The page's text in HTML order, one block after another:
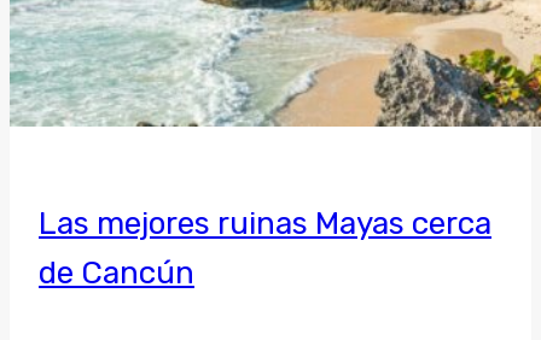
Las mejores ruinas Mayas cerca
de Cancún